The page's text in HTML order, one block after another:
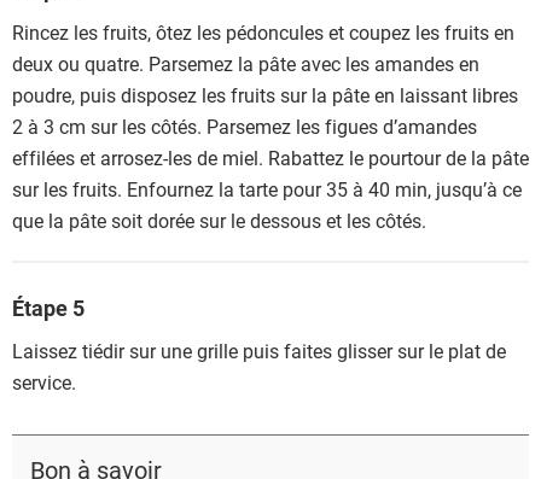
Rincez les fruits, ôtez les pédoncules et coupez les fruits en
deux ou quatre. Parsemez la pâte avec les amandes en
poudre, puis disposez les fruits sur la pâte en laissant libres
2 à 3 cm sur les côtés. Parsemez les figues d’amandes
effilées et arrosez-les de miel. Rabattez le pourtour de la pâte
sur les fruits. Enfournez la tarte pour 35 à 40 min, jusqu’à ce
que la pâte soit dorée sur le dessous et les côtés.
Étape 5
Laissez tiédir sur une grille puis faites glisser sur le plat de
service.
Bon à savoir